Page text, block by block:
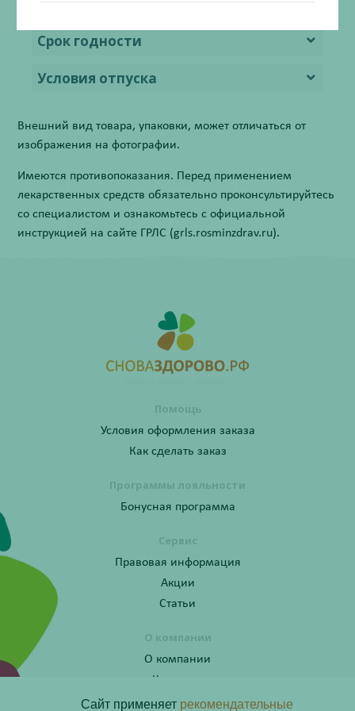
Срок годности
Условия отпуска
Внешний вид товара, упаковки, может отличаться от
изображения на фотографии.
Имеются противопоказания. Перед применением
лекарственных средств обязательно проконсультируйтесь
со специалистом и ознакомьтесь с официальной
инструкцией на сайте ГРЛС (grls.rosminzdrav.ru).
Помощь
Условия оформления заказа
Как сделать заказ
Программы лояльности
Бонусная программа
Сервис
Правовая информация
Акции
Статьи
О компании
О компании
Контакты
Сайт применяет рекомендательные